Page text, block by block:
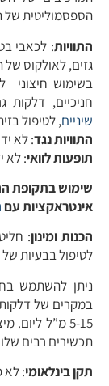
הספסמוליטית
התוויות: לכאבי
גזים, לאולקוס של
בשימוש חיצוני 
חניכיים, דלקות
שיניים, לטיפול
התוויות נגד: לא
תופעות לוואי: לא
שימוש בתקופת
אינטראקציות עם
הכנות ומינון
לטיפול בבעיות
ניתן להשתמש
תכשירים רבים שלו
תקן בינלאומי: לא פחות